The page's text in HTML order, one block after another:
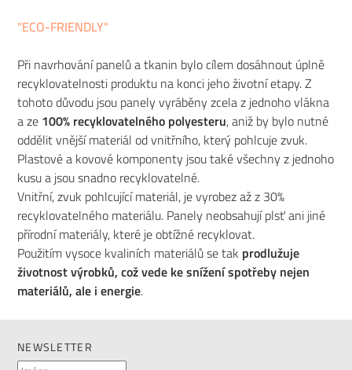
"ECO-FRIENDLY"
Při navrhování panelů a tkanin bylo cílem dosáhnout úplně
recyklovatelnosti produktu na konci jeho životní etapy. Z
tohoto důvodu jsou panely vyráběny zcela z jednoho vlákna
a ze 100% recyklovatelného polyesteru, aniž by bylo nutné
oddělit vnější materiál od vnitřního, který pohlcuje zvuk.
Plastové a kovové komponenty jsou také všechny z jednoho
kusu a jsou snadno recyklovatelné.
Vnitřní, zvuk pohlcující materiál, je vyrobez až z 30%
recyklovatelného materiálu. Panely neobsahují plsť ani jiné
přírodní materiály, které je obtížné recyklovat.
Použitím vysoce kvaliních materiálů se tak prodlužuje
životnost výrobků, což vede ke snížení spotřeby nejen
materiálů, ale i energie.
NEWSLETTER